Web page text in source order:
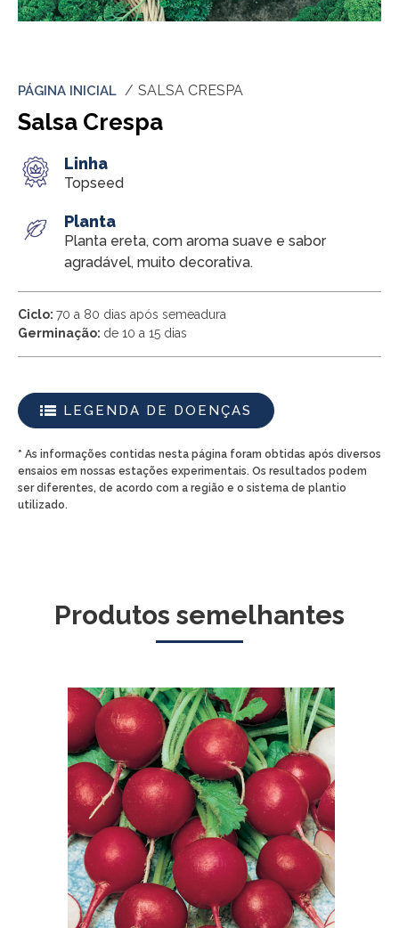
PÁGINA INICIAL SALSA CRESPA
Salsa Crespa
Linha
Topseed
Planta
Planta ereta, com aroma suave e sabor
agradável, muito decorativa.
Ciclo: 70 a 80 dias após semeadura
Germinação: de 10 a 15 dias
LEGENDA DE DOENÇAS
* As informações contidas nesta página foram obtidas após diversos
ensaios em nossas estações experimentais. Os resultados podem
ser diferentes, de acordo com a região e o sistema de plantio
utilizado.
Produtos semelhantes